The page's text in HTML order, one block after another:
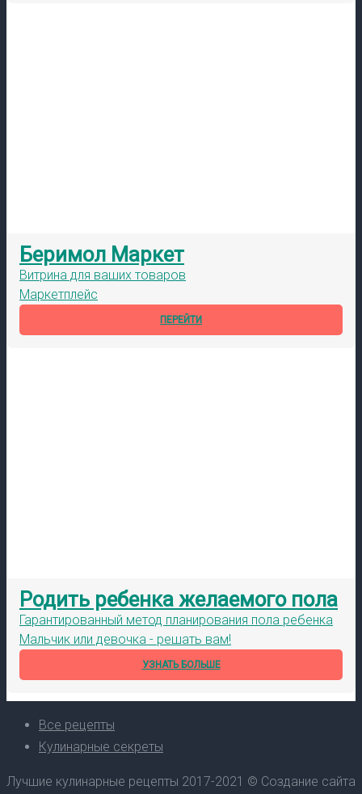
Беримол Маркет
Витрина для ваших товаров
Маркетплейс
ПЕРЕЙТИ
Родить ребенка желаемого пола
Гарантированный метод планирования пола ребенка
Мальчик или девочка - решать вам!
УЗНАТЬ БОЛЬШЕ
Все рецепты
Кулинарные секреты
Лучшие кулинарные рецепты 2017-2021 © Создание сайта